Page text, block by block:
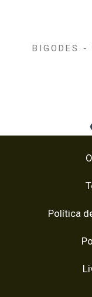
BIGODES -
Política